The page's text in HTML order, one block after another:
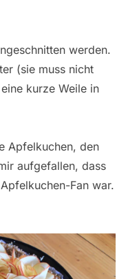
werden.
(sie muss nicht
kurze Weile in
Apfelkuchen, den
aufgefallen, dass
Fan war.